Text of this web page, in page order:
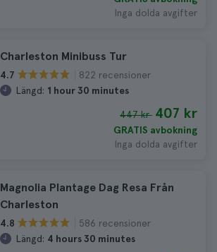
Inga dolda avgifter
Charleston Minibuss Tur
4.7
822 recensioner
Längd: 1 hour 30 minutes
447 kr 407 kr
GRATIS avbokning
Inga dolda avgifter
Magnolia Plantage Dag Resa Från
Charleston
4.8
586 recensioner
Längd: 4 hours 30 minutes